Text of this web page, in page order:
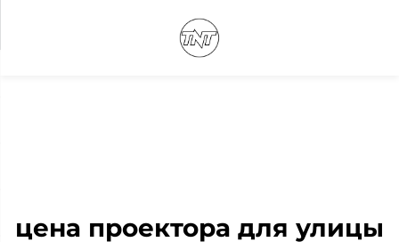
цена проектора для улицы